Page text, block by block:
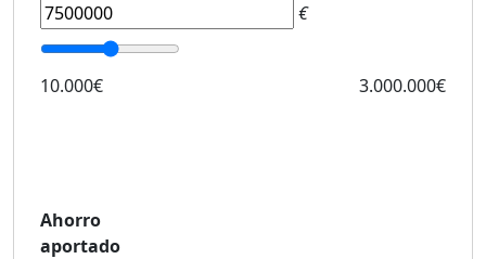
€
10.000€ 3.000.000€
Ahorro
aportado